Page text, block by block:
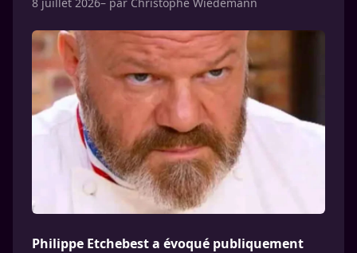
Philippe Etchebest a évoqué publiquement